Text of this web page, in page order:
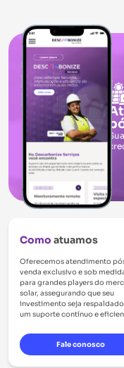
Como atuamos
Oferecemos atendimento
venda exclusivo e sob
para grandes players do
solar, assegurando que seu
investimento seja
um suporte contínuo e
Fale conosco